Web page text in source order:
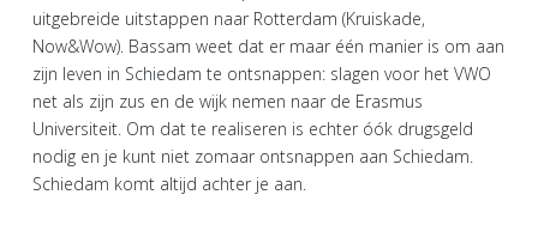
uitgebreide uitstappen naar Rotterdam (Kruiskade,
Now&Wow). Bassam weet dat er maar één manier is om aan
zijn leven in Schiedam te ontsnappen: slagen voor het VWO
net als zijn zus en de wijk nemen naar de Erasmus
Universiteit. Om dat te realiseren is echter óók drugsgeld
nodig en je kunt niet zomaar ontsnappen aan Schiedam.
Schiedam komt altijd achter je aan.